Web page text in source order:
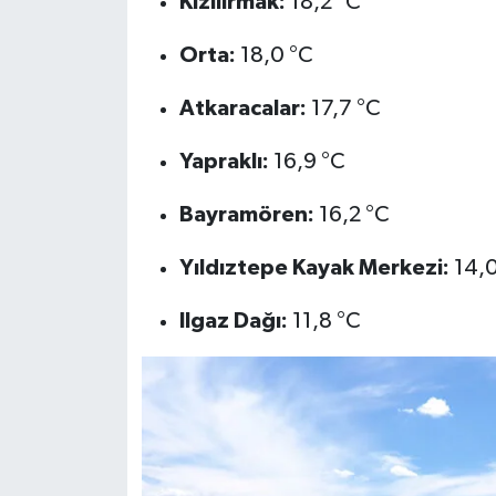
Orta: 18,0 °C
Atkaracalar: 17,7 °C
Yapraklı: 16,9 °C
Bayramören: 16,2 °C
Yıldıztepe Kayak Merkezi:
Ilgaz Dağı: 11,8 °C